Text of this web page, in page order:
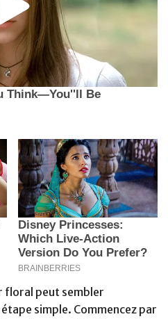
floral peut sembler
simple. Commencez par